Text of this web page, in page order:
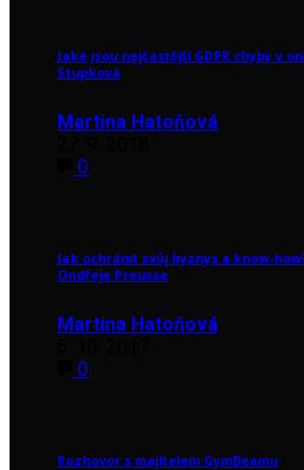
Jaké jsou nejčastější GDPR chyby v
Stupková
Martina Hatoňová
0
Jak ochránit svůj byznys a know-
Ondřeje Preusse
Martina Hatoňová
0
Rozhovor s majitelem GymBeamu